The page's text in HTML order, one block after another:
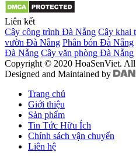
Liên kết
Cây công trình Đà Nẵng Cây khai
vườn Đà Nẵng Phân bón Đà Nẵng
Đà Nẵng Cây văn phòng Đà Nẵng
Copyright © 2020 HoaSenViet. All
Designed and Maintained by
Trang chủ
Giới thiệu
Sản phẩm
Tin Tức Hữu Ích
Chính sách vận chuyển
Liên hệ